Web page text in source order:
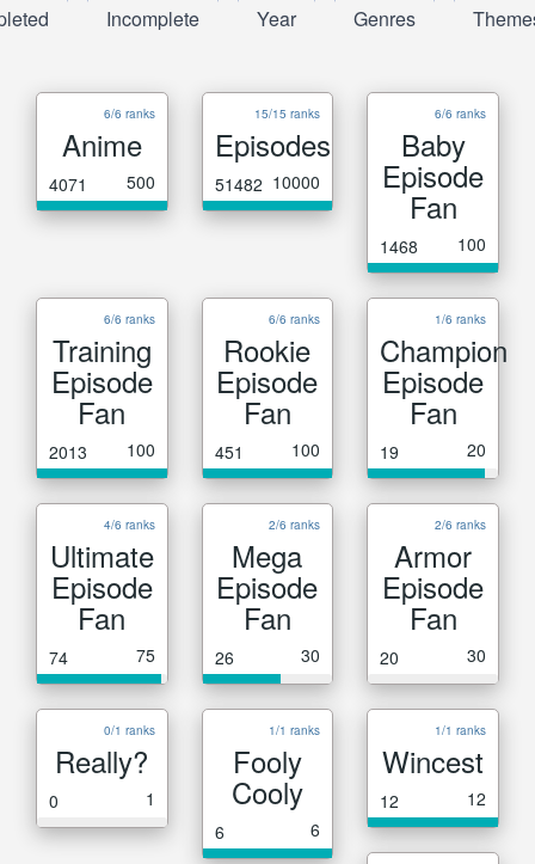
Incomplete Year Genres
6/6 ranks
Anime
4071 500
15/15 ranks
Episodes
51482 10000
6/6 ranks
Baby
Episode
Fan
1468 100
6/6 ranks
Training
Episode
Fan
2013 100
6/6 ranks
Rookie
Episode
Fan
451 100
1/6 ranks
Champion
Episode
Fan
19 20
4/6 ranks
Ultimate
Episode
Fan
74 75
2/6 ranks
Mega
Episode
Fan
26 30
2/6 ranks
Armor
Episode
Fan
20 30
0/1 ranks
Really?
0 1
1/1 ranks
Fooly
Cooly
6 6
1/1 ranks
Wincest
12 12